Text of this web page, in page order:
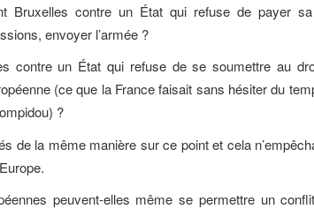
Bruxelles contre un État qui refuse de payer sa
envoyer l’armée ?
contre un État qui refuse de se soumettre au
(ce que la France faisait sans hésiter du
?
de la même manière sur ce point et cela
peuvent-elles même se permettre un